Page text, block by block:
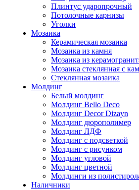
Плинтус ударопрочный
Потолочные карнизы
Уголки
Мозаика
Керамическая мозаика
Мозаика из камня
Мозаика из
Мозаика стеклянная с
Стеклянная мозаика
Молдинг
Белый молдинг
Молдинг Bello Deco
Молдинг Decor Dizayn
Молдинг дюрополимер
Молдинг ЛДФ
Молдинг с подсветкой
Молдинг с рисунком
Молдинг угловой
Молдинг цветной
Молдинги из
Наличники